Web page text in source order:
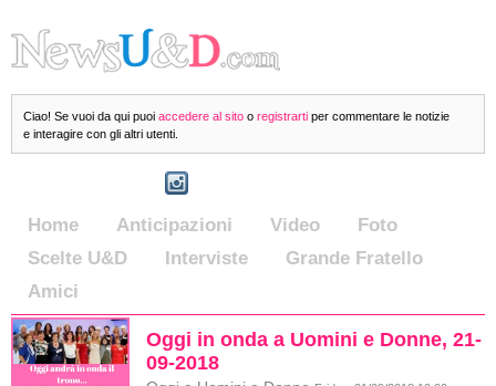
Ciao! Se vuoi da qui puoi accedere al sito o registrarti per commentare le notizie
e interagire con gli altri utenti.
Home Anticipazioni Video
Foto
Scelte U&D
Interviste
Grande Fratello
Amici
Oggi in onda a Uomini e Donne, 21-
09-2018